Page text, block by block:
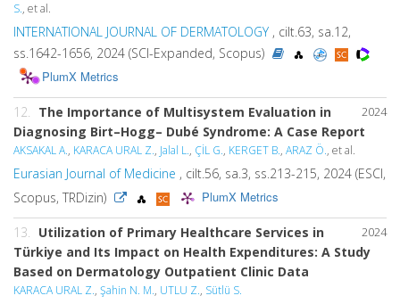
S., et al.
INTERNATIONAL JOURNAL OF DERMATOLOGY , cilt.63, sa.12,
ss.1642-1656, 2024 (SCI-Expanded, Scopus)
PlumX Metrics
2024
12. The Importance of Multisystem Evaluation in
Diagnosing Birt–Hogg– Dubé Syndrome: A Case Report
AKSAKAL A., KARACA URAL Z., Jalal L., ÇİL G., KERGET B., ARAZ Ö., et al.
Eurasian Journal of Medicine , cilt.56, sa.3, ss.213-215, 2024 (ESCI,
Scopus, TRDizin)
PlumX Metrics
2024
13. Utilization of Primary Healthcare Services in
Türkiye and Its Impact on Health Expenditures: A Study
Based on Dermatology Outpatient Clinic Data
KARACA URAL Z., Şahin N. M., UTLU Z., Sütlü S.